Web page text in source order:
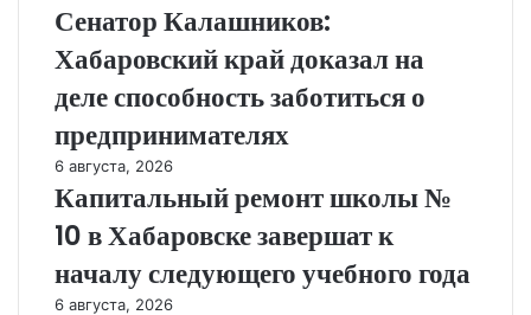
Сенатор Калашников:
Хабаровский край доказал на
деле способность заботиться о
предпринимателях
6 августа, 2026
Капитальный ремонт школы №
10 в Хабаровске завершат к
началу следующего учебного года
6 августа, 2026